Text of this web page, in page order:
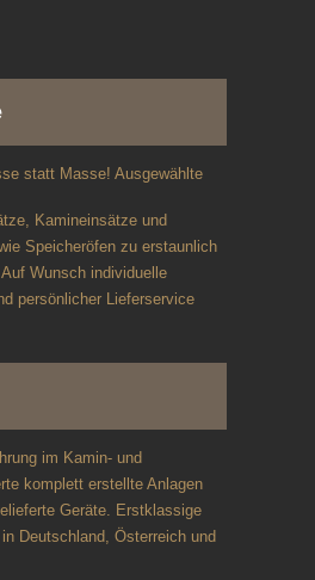
statt Masse! Ausgewählte
Kamineinsätze und
Speicheröfen zu erstaunlich
Wunsch individuelle
persönlicher Lieferservice
im Kamin- und
komplett erstellte Anlagen
Geräte. Erstklassige
Deutschland, Österreich und